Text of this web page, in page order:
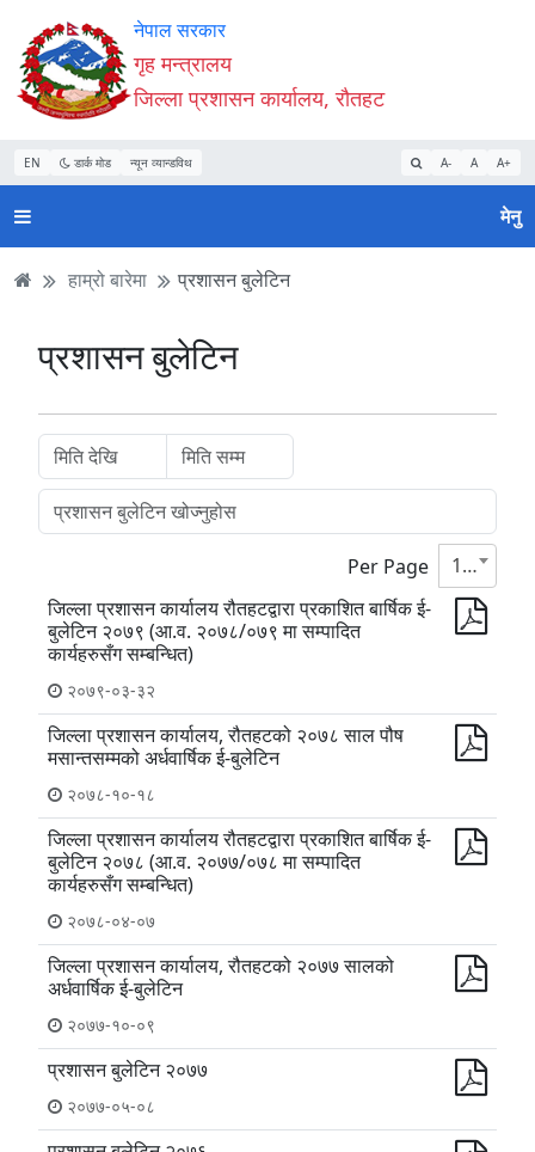
Accessibility
Mode
सुरु
गर्नुहोस्
सामाग्री
पढ्नुहाेस्
नेभिगेसन
पढ्नुहाेस्
वेबसाइट
खोजमा
जानुहोस्
नेपाल सरकार
गृह मन्त्रालय
जिल्ला प्रशासन कार्यालय, रौतहट
EN डार्क मोड न्यून व्यान्डविथ A- A A+
मेनु
हाम्रो बारेमा प्रशासन बुलेटिन
प्रशासन बुलेटिन
Per Page
10
जिल्ला प्रशासन कार्यालय रौतहटद्वारा प्रकाशित बार्षिक ई-
बुलेटिन २०७९ (आ.व. २०७८/०७९ मा सम्पादित
कार्यहरुसँग सम्बन्धित)
२०७९-०३-३२
जिल्ला प्रशासन कार्यालय, रौतहटको २०७८ साल पौष
मसान्तसम्मको अर्धवार्षिक ई-बुलेटिन
२०७८-१०-१८
जिल्ला प्रशासन कार्यालय रौतहटद्वारा प्रकाशित बार्षिक ई-
बुलेटिन २०७८ (आ.व. २०७७/०७८ मा सम्पादित
कार्यहरुसँग सम्बन्धित)
२०७८-०४-०७
जिल्ला प्रशासन कार्यालय, रौतहटको २०७७ सालको
अर्धवार्षिक ई-बुलेटिन
२०७७-१०-०९
प्रशासन बुलेटिन २०७७
२०७७-०५-०८